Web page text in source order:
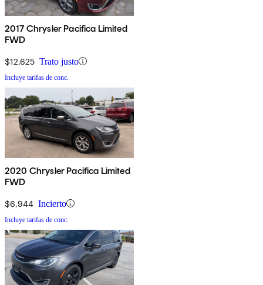
2017 Chrysler Pacifica Limited
FWD
$12,625 Trato justo
Incluye tarifas de conc.
2020 Chrysler Pacifica Limited
FWD
$6,944 Incierto
Incluye tarifas de conc.